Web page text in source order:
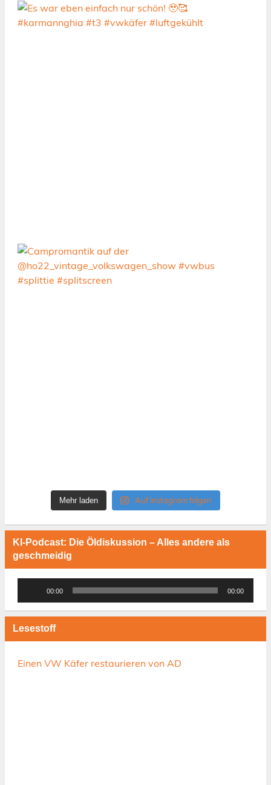
Mehr laden Auf Instagram folgen
KI-Podcast: Die Öldiskussion – Alles andere als
geschmeidig
00:00 00:00
Lesestoff
Einen VW Käfer restaurieren von AD